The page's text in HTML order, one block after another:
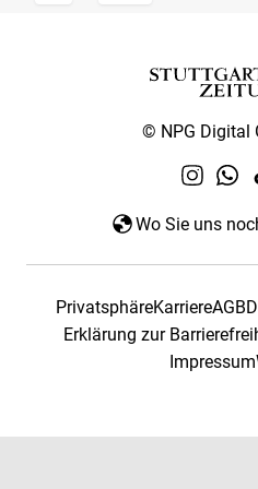
© NPG Digital
Wo Sie uns
PrivatsphäreKarriereAGB
Erklärung zur
Impressum